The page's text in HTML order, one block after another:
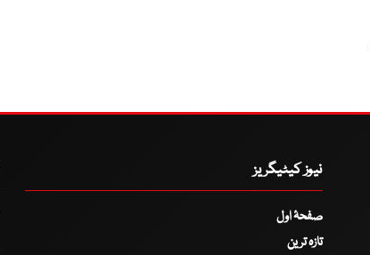
نیوز کیٹیگریز
صفحۂ اول
تازہ ترین